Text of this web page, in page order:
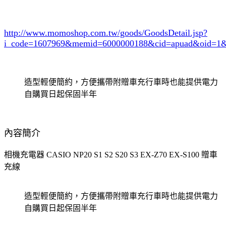
http://www.momoshop.com.tw/goods/GoodsDetail.jsp?
i_code=1607969
造型輕便簡約，方便攜帶附贈車充行車時也能提供電力
自購買日起保固半年
內容簡介
相機充電器 CASIO NP20 S1 S2 S20 S3 EX-Z70 EX-S100 贈車
充線
造型輕便簡約，方便攜帶附贈車充行車時也能提供電力
自購買日起保固半年